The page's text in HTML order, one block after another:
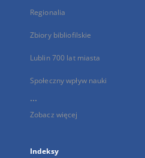
Regionalia
Zbiory bibliofilskie
Lublin 700 lat miasta
Społeczny wpływ nauki
...
Zobacz więcej
Indeksy